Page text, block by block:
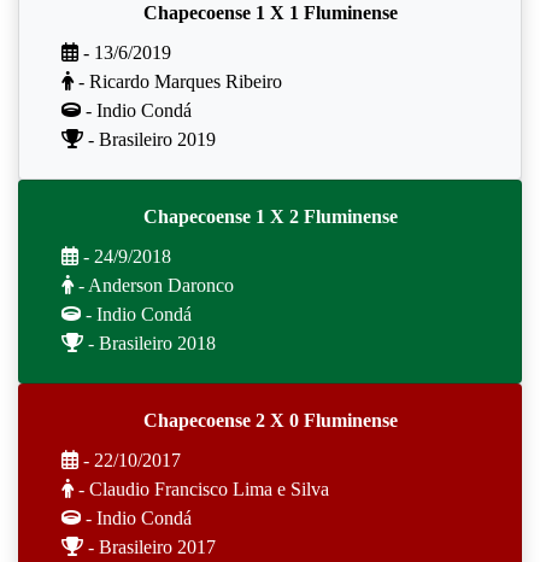
Chapecoense 1 X 1 Fluminense
- 13/6/2019
- Ricardo Marques Ribeiro
- Indio Condá
- Brasileiro 2019
Chapecoense 1 X 2 Fluminense
- 24/9/2018
- Anderson Daronco
- Indio Condá
- Brasileiro 2018
Chapecoense 2 X 0 Fluminense
- 22/10/2017
- Claudio Francisco Lima e Silva
- Indio Condá
- Brasileiro 2017